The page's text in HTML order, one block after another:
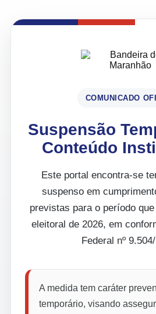
COMUNICADO
Suspensão
Conteúdo
Este portal encontra-se
suspenso em
previstas para o período
eleitoral de 2026, em
Federal nº
A medida tem caráter
temporário, visando